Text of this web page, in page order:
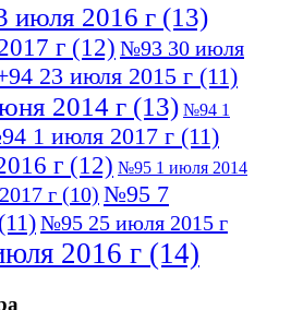
июля 2016 г (13)
г (12) №93 30 июля
23 июля 2015 г (11)
2014 г (13) №94 1
1 июля 2017 г (11)
г (12) №95 1 июля 2014
г (10) №95 7
(11)№95 25 июля 2015 г
2016 г (14)